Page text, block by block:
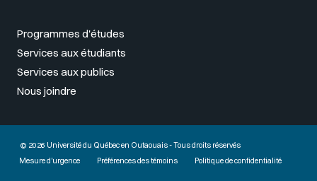
Programmes d'études
Services aux étudiants
Services aux publics
Nous joindre
© 2026 Université du Québec en Outaouais - Tous droits réservés
Mesure d'urgence
Préférences des témoins Politique de confidentialité